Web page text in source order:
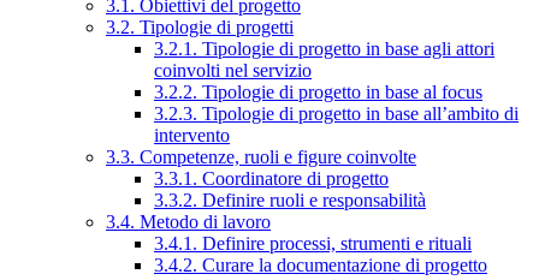
3.1. Obiettivi del progetto
3.2. Tipologie di progetti
3.2.1. Tipologie di progetto in base agli attori
coinvolti nel servizio
3.2.2. Tipologie di progetto in base al focus
3.2.3. Tipologie di progetto in base all’ambito di
intervento
3.3. Competenze, ruoli e figure coinvolte
3.3.1. Coordinatore di progetto
3.3.2. Definire ruoli e responsabilità
3.4. Metodo di lavoro
3.4.1. Definire processi, strumenti e rituali
3.4.2. Curare la documentazione di progetto